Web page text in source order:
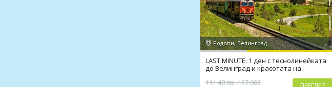
Родопи, Велинград
LAST MINUTE: 1 ден с теснолинейката
до Велинград и красотата на
111.48 лв. / 57.00€